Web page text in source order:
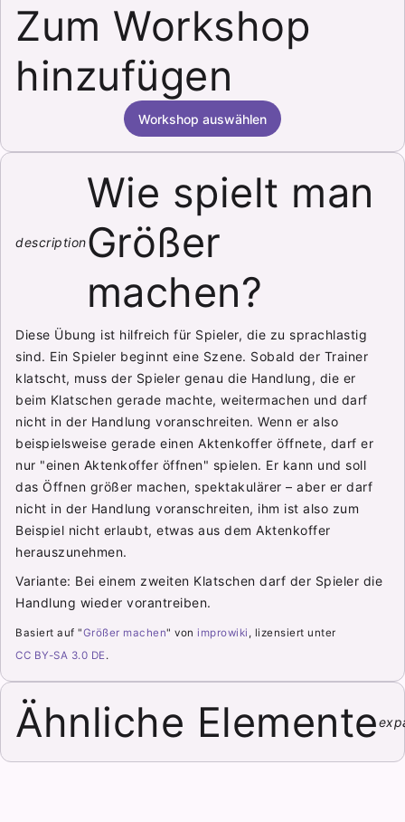
Zum Workshop
hinzufügen
Workshop auswählen
description
Wie spielt man
Größer
machen?
Diese Übung ist hilfreich für Spieler, die zu sprachlastig
sind. Ein Spieler beginnt eine Szene. Sobald der Trainer
klatscht, muss der Spieler genau die Handlung, die er
beim Klatschen gerade machte, weitermachen und darf
nicht in der Handlung voranschreiten. Wenn er also
beispielsweise gerade einen Aktenkoffer öffnete, darf er
nur "einen Aktenkoffer öffnen" spielen. Er kann und soll
das Öffnen größer machen, spektakulärer – aber er darf
nicht in der Handlung voranschreiten, ihm ist also zum
Beispiel nicht erlaubt, etwas aus dem Aktenkoffer
herauszunehmen.
Variante: Bei einem zweiten Klatschen darf der Spieler die
Handlung wieder vorantreiben.
Basiert auf "Größer machen" von improwiki , lizensiert unter
CC BY-SA 3.0 DE.
Ähnliche Elemente